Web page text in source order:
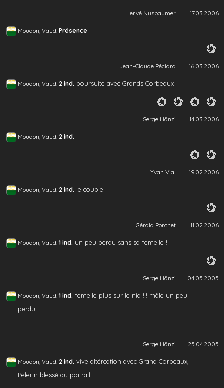
Hervé Nusbaumer 17.03.2006
Moudon, Vaud: Présence
Jean-Claude Péclard 16.03.2006
Moudon, Vaud: 2 ind. poursuite avec Grands Corbeaux
Serge Hänzi 14.03.2006
Moudon, Vaud: 2 ind.
Yvan Vial 19.02.2006
Moudon, Vaud: 2 ind. le couple
Gérald Porchet 11.02.2006
Moudon, Vaud: 1 ind. un peu perdu sans sa femelle !
Serge Hänzi 04.05.2005
Moudon, Vaud: 1 ind. femelle plus sur le nid !!! mâle un peu
perdu
Serge Hänzi 25.04.2005
Moudon, Vaud: 2 ind. vive altércation avec Grand Corbeaux,
Pélerin blessé au poitrail.